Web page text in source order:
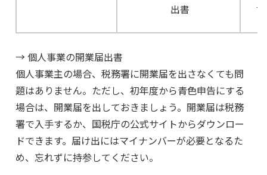
出書
→ 個人事業の開業届出書
個人事業主の場合、税務署に開業届を出さなくても問
題はありません。ただし、初年度から青色申告にする
場合は、開業届を出しておきましょう。開業届は税務
署で入手するか、国税庁の公式サイトからダウンロー
ドできます。届け出にはマイナンバーが必要となるた
め、忘れずに持参してください。